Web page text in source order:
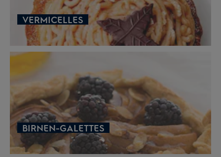
VERMICELLES
BIRNEN-GALETTES